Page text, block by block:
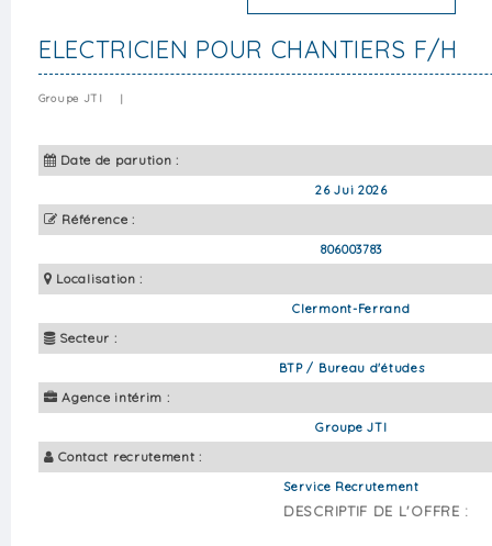
ELECTRICIEN POUR CHANTIERS F/H
Groupe JTI |
Date de parution :
26 Jui 2026
Référence :
806003783
Localisation :
Clermont-Ferrand
Secteur :
BTP / Bureau d'études
Agence intérim :
Groupe JTI
Contact recrutement :
Service Recrutement
DESCRIPTIF DE L'OFFRE :